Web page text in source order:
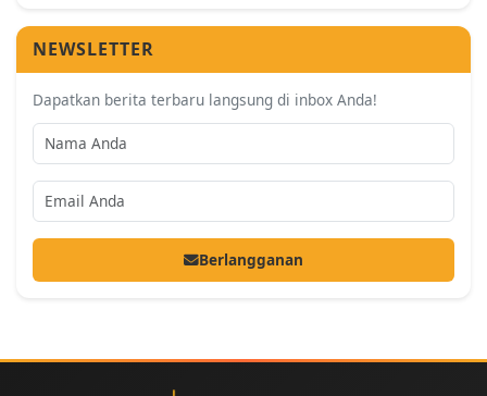
NEWSLETTER
Dapatkan berita terbaru langsung di inbox Anda!
Berlangganan